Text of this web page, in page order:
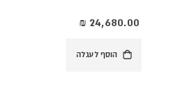
הוסף לעגלה